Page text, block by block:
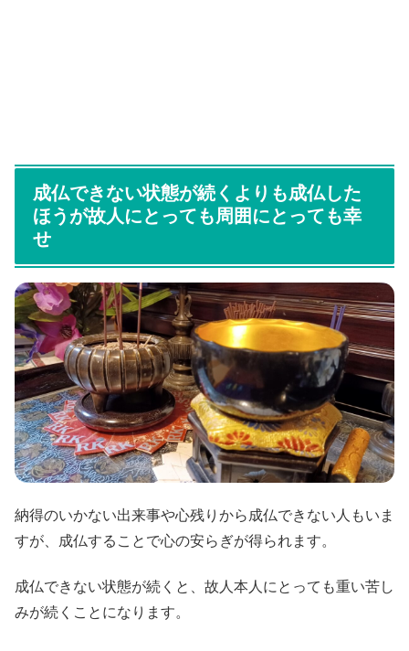
成仏できない状態が続くよりも成仏した
ほうが故人にとっても周囲にとっても幸
せ
納得のいかない出来事や心残りから成仏できない人もいま
すが、成仏することで心の安らぎが得られます。
成仏できない状態が続くと、故人本人にとっても重い苦し
みが続くことになります。